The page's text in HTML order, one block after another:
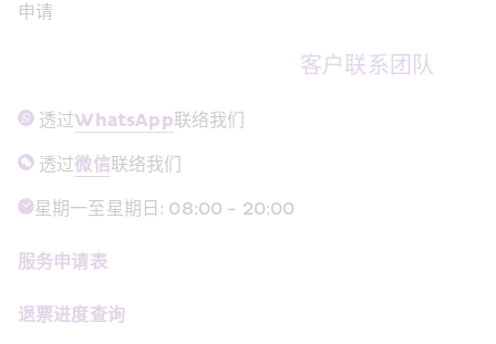
申请
客户联系团队
透过WhatsApp联络我们
透过微信联络我们
星期一至星期日: 08:00 - 20:00
服务申请表
退票进度查询